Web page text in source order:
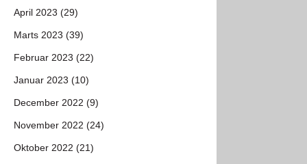
April 2023 (29)
Marts 2023 (39)
Februar 2023 (22)
Januar 2023 (10)
December 2022 (9)
November 2022 (24)
Oktober 2022 (21)